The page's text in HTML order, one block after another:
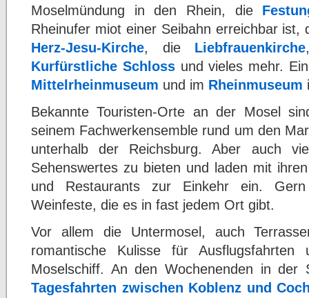
Moselmündung in den Rhein, die
Rheinufer miot einer Seibahn erreichbar
Herz-Jesu-Kirche, die Liebfrauenkirche
Kurfürstliche Schlossund vieles mehr.
Mittelrheinmuseum und im Rheinmuseum
Bekannte Touristen-Orte an der Mosel
seinem Fachwerkensemble rund um den
unterhalb der Reichsburg. Aber auch
Sehenswertes zu bieten und laden mit
und Restaurants zur Einkehr ein.
Weinfeste, die es in fast jedem Ort gibt.
Vor allem die Untermosel, auch
romantische Kulisse für
Moselschiff. An den Wochenenden in der
Tagesfahrten zwischen Koblenz und